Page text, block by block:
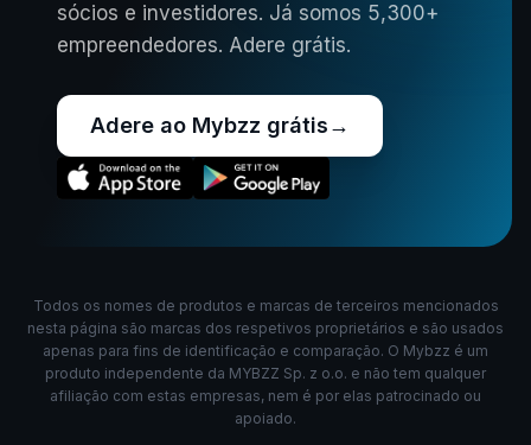
sócios e investidores. Já somos 5,300+
empreendedores. Adere grátis.
Adere ao Mybzz grátis→
Todos os nomes de produtos e marcas de terceiros mencionados
nesta página são marcas dos respetivos proprietários e são usados
apenas para fins de identificação e comparação. O Mybzz é um
produto independente da MYBZZ Sp. z o.o. e não tem qualquer
afiliação com estas empresas, nem é por elas patrocinado ou
apoiado.